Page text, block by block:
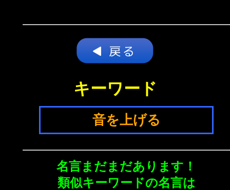
キーワード
音を上げる
名言まだまだあります！
類似キーワードの名言は